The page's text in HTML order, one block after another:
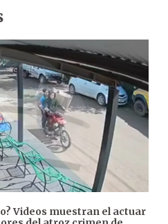
Videos muestran el actuar